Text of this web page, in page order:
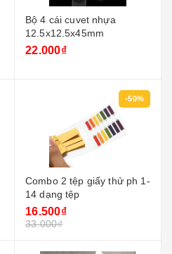
Bộ 4 cái cuvet nhựa
12.5x12.5x45mm
22.000₫
-50%
Combo 2 tệp giấy thử ph 1-
14 dạng tệp
16.500₫
33.000₫